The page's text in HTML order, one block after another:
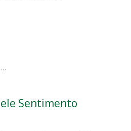
Sentimento